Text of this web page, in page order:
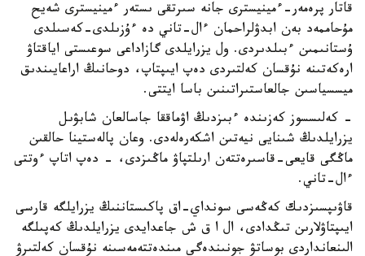
قاتار پرەمەر-ءمينيسترى جانە سىرتقى ىستەر ءمينيسترى شەيح
مۇحاممەد بەن ابدۋلراحمان ءال-تاني دە ءۇزىلدى-كەسىلدى
ۇستانىمىن ءبىلدىردى. ول يزرايلدى گازاداعى سوعىستى اياقتاۋ
ارەكەتىنە نۇقسان كەلتىردى دەپ ايىپتاپ، دوحانىڭ اراعايىندىق
ميسسياسىن جالعاستىراتىنىن باسا ايتتى.
- كەلىسسوز كەزىندە ءبىزدىڭ اۋماققا جاسالعان شابۋىل
يزرايلدىڭ شىنايى نيەتىن اشكەرەلەدى. وعان پالەستينا حالقىن
ماڭگى قايعى-قاسىرەتتەن ارىلتپاۋ ماڭىزدى، - دەپ اتاپ ءوتتى
ءال-تاني.
قاۋىپسىزدىك كەڭەسى سونداي-اق پاكىستاننىڭ يزرايلگە قارسى
ايىپتاۋلارىن تىڭدادى، ال ا ق ش جاعدايدى يزرايلدىڭ كەپىلگە
الىنعانداردى بوساتۋ جونىندەگى مىندەتتەمەسىنە نۇقسان كەلتىرۋ